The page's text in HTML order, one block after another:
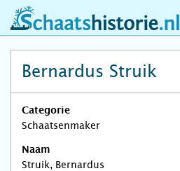
schaatshistorie.nl
Bernardus Struik
Categorie
Schaatsenmaker
Naam
Struik, Bernardus